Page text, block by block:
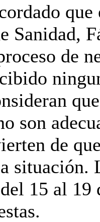
Sanidad,
de
son
de
situación.
15 al